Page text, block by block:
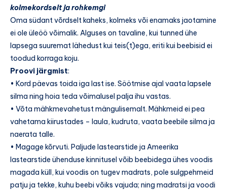
kolmekordselt ja rohkemgi
Oma südant võrdselt kaheks, kolmeks või enamaks jaotamine
ei ole üleöö võimalik. Alguses on tavaline, kui tunned ühe
lapsega suuremat lähedust kui teis(t)ega, eriti kui beebisid ei
toodud korraga koju.
Proovi järgmist:
• Kord päevas toida iga last ise. Söötmise ajal vaata lapsele
silma ning hoia teda võimalusel palja ihu vastas.
• Võta mähkmevahetust mängulisemalt. Mähkmeid ei pea
vahetama kiirustades – laula, kudruta, vaata beebile silma ja
naerata talle.
• Magage kõrvuti. Paljude lastearstide ja Ameerika
lastearstide ühenduse kinnitusel võib beebidega ühes voodis
magada küll, kui voodis on tugev madrats, pole sulgpehmeid
patju ja tekke, kuhu beebi võiks vajuda; ning madratsi ja voodi